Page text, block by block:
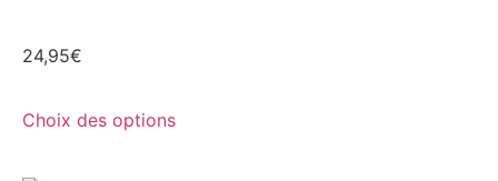
24,95€
Choix des options